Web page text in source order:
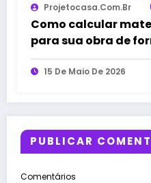
Projetocasa.com.br
Como calcular
para sua obra de
15 De Maio De 2026
PUBLICAR
Comentários